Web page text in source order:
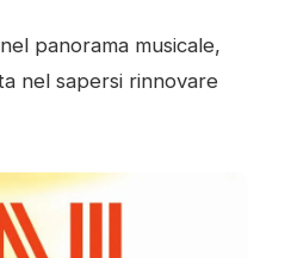
panorama musicale,
nel sapersi rinnovare